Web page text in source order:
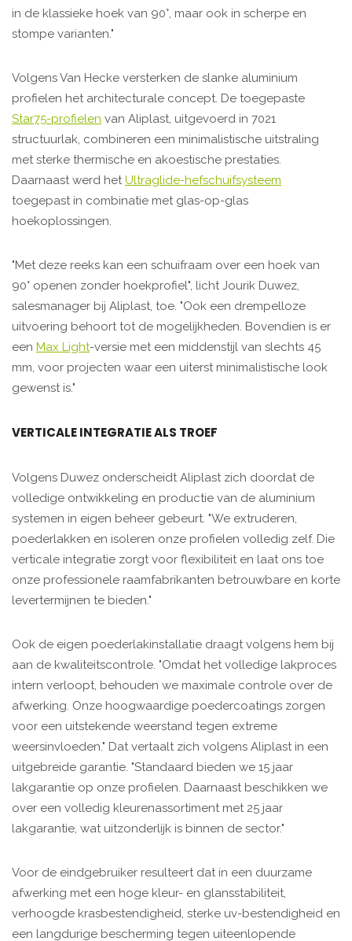
in de klassieke hoek van 90°, maar ook in scherpe en
stompe varianten."
Volgens Van Hecke versterken de slanke aluminium
profielen het architecturale concept. De toegepaste
Star75-profielen van Aliplast, uitgevoerd in 7021
structuurlak, combineren een minimalistische uitstraling
met sterke thermische en akoestische prestaties.
Daarnaast werd hetUltraglide-hefschuifsysteem
toegepast in combinatie met glas-op-glas
hoekoplossingen.
"Met deze reeks kan een schuifraam over een hoek van
90° openen zonder hoekprofiel", licht Jourik Duwez,
salesmanager bij Aliplast, toe. "Ook een drempelloze
uitvoering behoort tot de mogelijkheden. Bovendien is er
een Max Light-versie met een middenstijl van slechts 45
mm, voor projecten waar een uiterst minimalistische look
gewenst is."
VERTICALE INTEGRATIE ALS TROEF
Volgens Duwez onderscheidt Aliplast zich doordat de
volledige ontwikkeling en productie van de aluminium
systemen in eigen beheer gebeurt. "We extruderen,
poederlakken en isoleren onze profielen volledig zelf. Die
verticale integratie zorgt voor flexibiliteit en laat ons toe
onze professionele raamfabrikanten betrouwbare en korte
levertermijnen te bieden."
Ook de eigen poederlakinstallatie draagt volgens hem bij
aan de kwaliteitscontrole. "Omdat het volledige lakproces
intern verloopt, behouden we maximale controle over de
afwerking. Onze hoogwaardige poedercoatings zorgen
voor een uitstekende weerstand tegen extreme
weersinvloeden." Dat vertaalt zich volgens Aliplast in een
uitgebreide garantie. "Standaard bieden we 15 jaar
lakgarantie op onze profielen. Daarnaast beschikken we
over een volledig kleurenassortiment met 25 jaar
lakgarantie, wat uitzonderlijk is binnen de sector."
Voor de eindgebruiker resulteert dat in een duurzame
afwerking met een hoge kleur- en glansstabiliteit,
verhoogde krasbestendigheid, sterke uv-bestendigheid en
een langdurige bescherming tegen uiteenlopende